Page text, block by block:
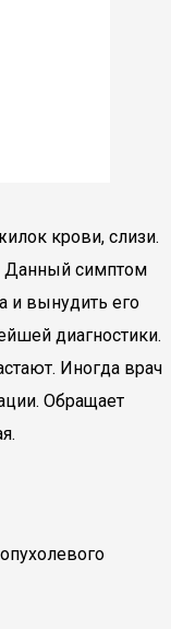
крови, слизи.
Данный симптом
и вынудить его
диагностики.
Иногда врач
Обращает